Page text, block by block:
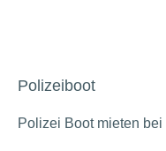
Polizeiboot
Polizei Boot mieten